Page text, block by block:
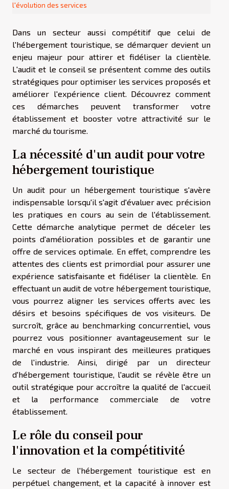
l'évolution des services
Dans un secteur aussi compétitif que celui de
l'hébergement touristique, se démarquer devient un
enjeu majeur pour attirer et fidéliser la clientèle.
L'audit et le conseil se présentent comme des outils
stratégiques pour optimiser les services proposés et
améliorer l'expérience client. Découvrez comment
ces démarches peuvent transformer votre
établissement et booster votre attractivité sur le
marché du tourisme.
La nécessité d'un audit pour votre
hébergement touristique
Un audit pour un hébergement touristique s'avère
indispensable lorsqu'il s'agit d'évaluer avec précision
les pratiques en cours au sein de l'établissement.
Cette démarche analytique permet de déceler les
points d'amélioration possibles et de garantir une
offre de services optimale. En effet, comprendre les
attentes des clients est primordial pour assurer une
expérience satisfaisante et fidéliser la clientèle. En
effectuant un audit de votre hébergement touristique,
vous pourrez aligner les services offerts avec les
désirs et besoins spécifiques de vos visiteurs. De
surcroît, grâce au benchmarking concurrentiel, vous
pourrez vous positionner avantageusement sur le
marché en vous inspirant des meilleures pratiques
de l'industrie. Ainsi, dirigé par un directeur
d'hébergement touristique, l'audit se révèle être un
outil stratégique pour accroître la qualité de l'accueil
et la performance commerciale de votre
établissement.
Le rôle du conseil pour
l'innovation et la compétitivité
Le secteur de l'hébergement touristique est en
perpétuel changement, et la capacité à innover est